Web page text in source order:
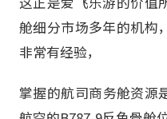
舱细分市场多年的机构
非常有经验，
掌握的航司商务舱资